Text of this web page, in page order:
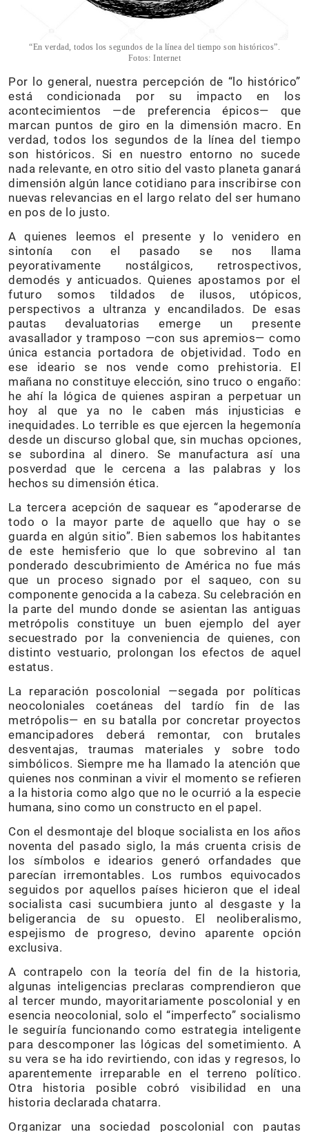
“En verdad, todos los segundos de la línea del tiempo son históricos”.
Fotos: Internet
Por lo general, nuestra percepción de “lo histórico”
está condicionada por su impacto en los
acontecimientos —de preferencia épicos— que
marcan puntos de giro en la dimensión macro. En
verdad, todos los segundos de la línea del tiempo
son históricos. Si en nuestro entorno no sucede
nada relevante, en otro sitio del vasto planeta ganará
dimensión algún lance cotidiano para inscribirse con
nuevas relevancias en el largo relato del ser humano
en pos de lo justo.
A quienes leemos el presente y lo venidero en
sintonía con el pasado se nos llama
peyorativamente nostálgicos, retrospectivos,
demodés y anticuados. Quienes apostamos por el
futuro somos tildados de ilusos, utópicos,
perspectivos a ultranza y encandilados. De esas
pautas devaluatorias emerge un presente
avasallador y tramposo —con sus apremios— como
única estancia portadora de objetividad. Todo en
ese ideario se nos vende como prehistoria. El
mañana no constituye elección, sino truco o engaño:
he ahí la lógica de quienes aspiran a perpetuar un
hoy al que ya no le caben más injusticias e
inequidades. Lo terrible es que ejercen la hegemonía
desde un discurso global que, sin muchas opciones,
se subordina al dinero. Se manufactura así una
posverdad que le cercena a las palabras y los
hechos su dimensión ética.
La tercera acepción de saquear es “apoderarse de
todo o la mayor parte de aquello que hay o se
guarda en algún sitio”. Bien sabemos los habitantes
de este hemisferio que lo que sobrevino al tan
ponderado descubrimiento de América no fue más
que un proceso signado por el saqueo, con su
componente genocida a la cabeza. Su celebración en
la parte del mundo donde se asientan las antiguas
metrópolis constituye un buen ejemplo del ayer
secuestrado por la conveniencia de quienes, con
distinto vestuario, prolongan los efectos de aquel
estatus.
La reparación poscolonial —segada por políticas
neocoloniales coetáneas del tardío fin de las
metrópolis— en su batalla por concretar proyectos
emancipadores deberá remontar, con brutales
desventajas, traumas materiales y sobre todo
simbólicos. Siempre me ha llamado la atención que
quienes nos conminan a vivir el momento se refieren
a la historia como algo que no le ocurrió a la especie
humana, sino como un constructo en el papel.
Con el desmontaje del bloque socialista en los años
noventa del pasado siglo, la más cruenta crisis de
los símbolos e idearios generó orfandades que
parecían irremontables. Los rumbos equivocados
seguidos por aquellos países hicieron que el ideal
socialista casi sucumbiera junto al desgaste y la
beligerancia de su opuesto. El neoliberalismo,
espejismo de progreso, devino aparente opción
exclusiva.
A contrapelo con la teoría del fin de la historia,
algunas inteligencias preclaras comprendieron que
al tercer mundo, mayoritariamente poscolonial y en
esencia neocolonial, solo el “imperfecto” socialismo
le seguiría funcionando como estrategia inteligente
para descomponer las lógicas del sometimiento. A
su vera se ha ido revirtiendo, con idas y regresos, lo
aparentemente irreparable en el terreno político.
Otra historia posible cobró visibilidad en una
historia declarada chatarra.
Organizar una sociedad poscolonial con pautas